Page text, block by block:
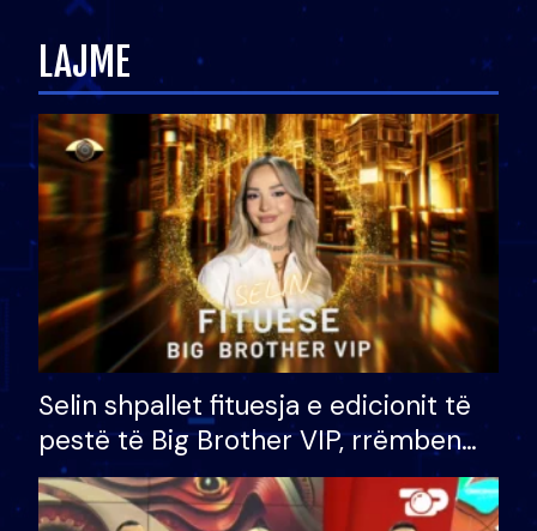
LAJME
Selin shpallet fituesja e edicionit të
pestë të Big Brother VIP, rrëmben
çmimin e madh prej 100 mijë eurosh